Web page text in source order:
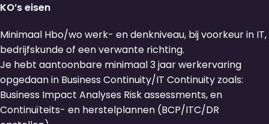
KO’s eisen
Minimaal Hbo/wo werk- en denkniveau, bij voorkeur in IT,
bedrijfskunde of een verwante richting.
Je hebt aantoonbare minimaal 3 jaar werkervaring
opgedaan in Business Continuity/IT Continuity zoals:
Business Impact Analyses Risk assessments, en
Continuïteits- en herstelplannen (BCP/ITC/DR